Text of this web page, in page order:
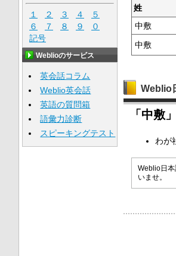
姓
中敷
中敷
Weblio
「中敷
わが
Weblio日本
いませ。
１ ２ ３ ４
５
６
７ ８ ９
０
記号
Weblioのサービス
英会話コラム
Weblio英会話
英語の質問箱
語彙力診断
スピーキングテスト